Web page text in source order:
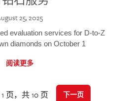
25, 2025
evaluation services for D-to-Z
diamonds on October 1
阅读更多
页，共 10 页 下一页